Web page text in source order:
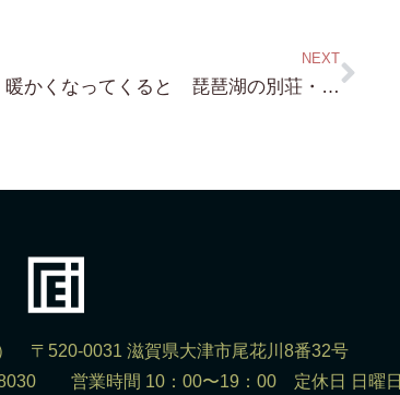
NEXT
やはり 暖かくなってくると 琵琶湖の別荘・琵琶湖岸別荘用地・保養所・桟橋付き物件 動きますね～お客様も
〒520-0031 滋賀県大津市尾花川8番32号
営業時間 10：00〜19：00 定休日 日曜日